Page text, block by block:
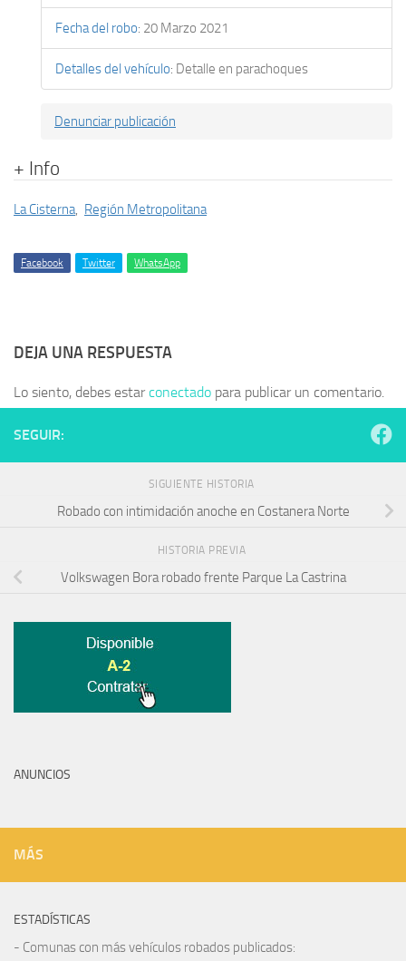
Fecha del robo: 20 Marzo 2021
Detalles del vehículo: Detalle en parachoques
Denunciar publicación
+ Info
La Cisterna, Región Metropolitana
Facebook Twitter WhatsApp
DEJA UNA RESPUESTA
Lo siento, debes estarconectado para publicar un comentario.
SEGUIR:
SIGUIENTE HISTORIA
Robado con intimidación anoche en Costanera Norte
HISTORIA PREVIA
Volkswagen Bora robado frente Parque La Castrina
ANUNCIOS
MÁS
ESTADÍSTICAS
- Comunas con más vehículos robados publicados: